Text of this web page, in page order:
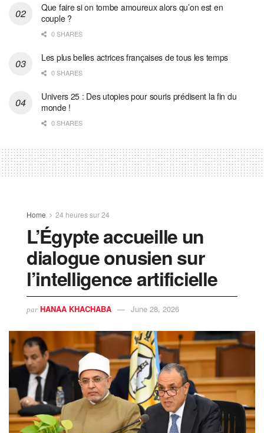
Que faire si on tombe amoureux alors qu’on est en
couple ?
0 SHARES
Les plus belles actrices françaises de tous les temps
0 SHARES
Univers 25 : Des utopies pour souris prédisent la fin du
monde !
0 SHARES
Home 24 heures sur 24
L’Égypte accueille un
dialogue onusien sur
l’intelligence artificielle
par HANAA KHACHABA June 28, 2026